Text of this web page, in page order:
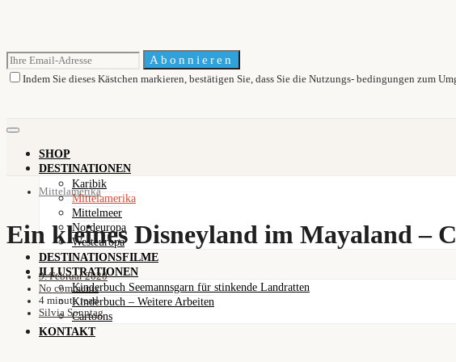
Abonnieren
Indem Sie dieses Kästchen markieren, bestätigen Sie, dass Sie die Nutzungs- bedingungen zum
SHOP
DESTINATIONEN
Karibik
Mittelamerika
Mittelmeer
Nordeuropa
Westeuropa
DESTINATIONSFILME
ILLUSTRATIONEN
Kinderbuch Seemannsgarn für stinkende Landratten
Kinderbuch – Weitere Arbeiten
Cartoons
KONTAKT
Mittelamerika
Ein kleines Disneyland im Mayaland –
9. Februar 2020
No comments
4 minute read
Silvia Sonntag